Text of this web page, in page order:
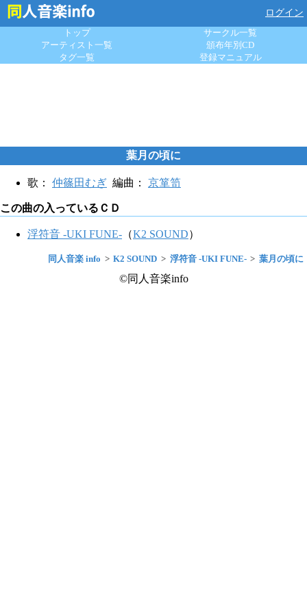
ログイン
トップ
サークル一覧
アーティスト一覧
頒布年別CD
タグ一覧
登録マニュアル
葉月の頃に
歌： 仲篠田むぎ 編曲： 京箪笥
この曲の入っているＣＤ
浮符音 -UKI FUNE- （K2 SOUND）
同人音楽 info K2 SOUND 浮符音 -UKI FUNE- 葉月の頃に
©同人音楽info